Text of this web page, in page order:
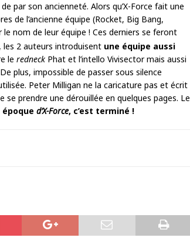
par son ancienneté. Alors qu’X-Force fait une
de l’ancienne équipe (Rocket, Big Bang,
nom de leur équipe ! Ces derniers se feront
les 2 auteurs introduisent une équipe aussi
le redneck Phat et l’intello Vivisector mais aussi
plus, impossible de passer sous silence
Peter Milligan ne la caricature pas et écrit
prendre une dérouillée en quelques pages. Le
époque d’X-Force, c’est terminé !